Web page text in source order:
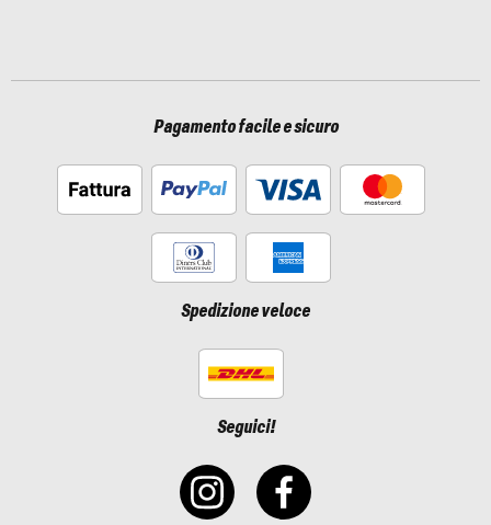
Pagamento facile e sicuro
Spedizione veloce
Seguici!